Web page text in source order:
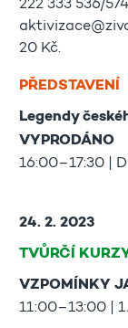
222 333 536/
20 Kč.
PŘEDSTAVENÍ
Legendy
VYPRODÁNO
16:00–17:30 |
24. 2. 2023
TVŮRČÍ
VZPOMÍNKY
11:00–13:00 |